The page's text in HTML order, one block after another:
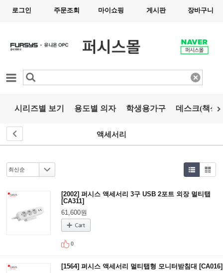
로그인 주문조회 마이쇼핑 게시판 장바구니
카테고리
시리즈별 보기 용도별 의자 학생용가구 데스크(책상)
액세서리
[2002] 퍼시스 액세서리 3구 USB 2포트 외장 멀티탭
[CA311]
61,600원
0
[1564] 퍼시스 액세서리 멀티탭형 모니터받침대 [CA016]